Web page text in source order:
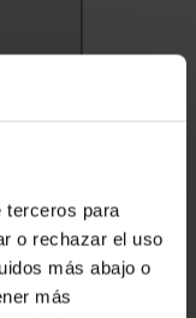
terceros para
o rechazar el uso
más abajo o
más